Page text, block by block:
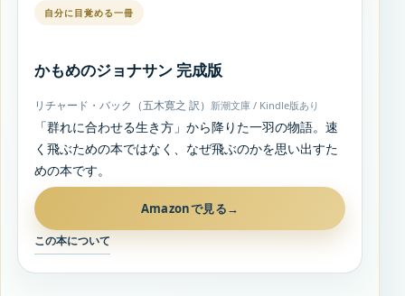
自分に目覚める一冊
かもめのジョナサン 完成版
リチャード・バック（五木寛之 訳） 新潮文庫 / Kindle版あり
「群れに合わせる生き方」から降りた一羽の物語。速
く飛ぶための本ではなく、なぜ飛ぶのかを思い出すた
めの本です。
Amazonで見る→
この本について